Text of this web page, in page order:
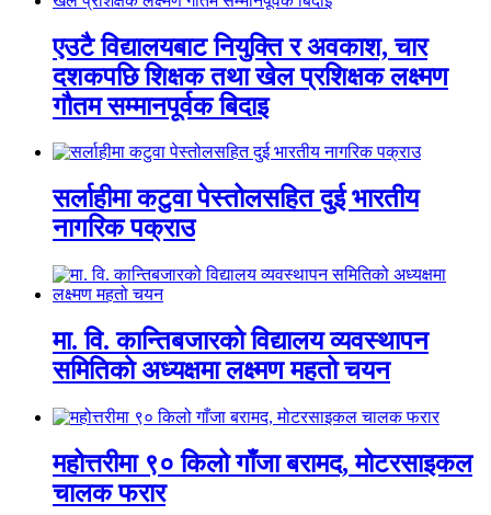
एउटै विद्यालयबाट नियुक्ति र अवकाश, चार
दशकपछि शिक्षक तथा खेल प्रशिक्षक लक्ष्मण
गौतम सम्मानपूर्वक बिदाइ
सर्लाहीमा कटुवा पेस्तोलसहित दुई भारतीय
नागरिक पक्राउ
मा. वि. कान्तिबजारको विद्यालय व्यवस्थापन
समितिको अध्यक्षमा लक्ष्मण महतो चयन
महोत्तरीमा ९० किलो गाँजा बरामद, मोटरसाइकल
चालक फरार